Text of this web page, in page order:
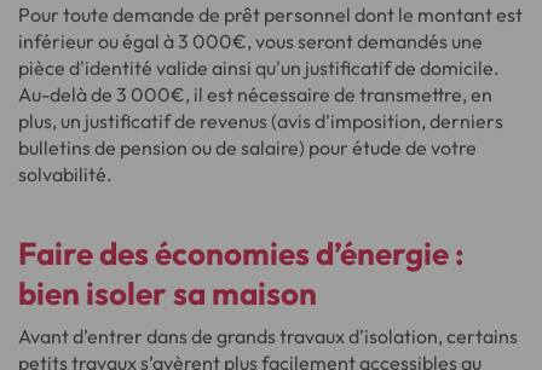
Pour toute demande de prêt personnel dont le montant est
inférieur ou égal à 3 000€, vous seront demandés une
pièce d'identité valide ainsi qu'un justificatif de domicile.
Au-delà de 3 000€, il est nécessaire de transmettre, en
plus, un justificatif de revenus (avis d'imposition, derniers
bulletins de pension ou de salaire) pour étude de votre
solvabilité.
Faire des économies d’énergie :
bien isoler sa maison
Avant d’entrer dans de grands travaux d’isolation, certains
petits travaux s’avèrent plus facilement accessibles au